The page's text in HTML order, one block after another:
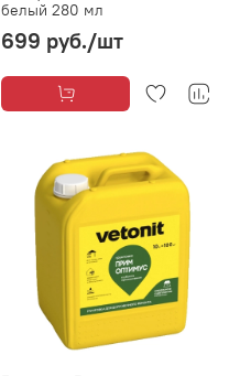
белый 280 мл
699 руб./шт